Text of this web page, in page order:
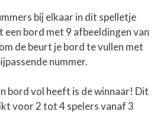
bij elkaar in dit spelletje
een bord met 9 afbeeldingen van
de beurt je bord te vullen met
nummer.
bord vol heeft is de winnaar! Dit
voor 2 tot 4 spelers vanaf 3